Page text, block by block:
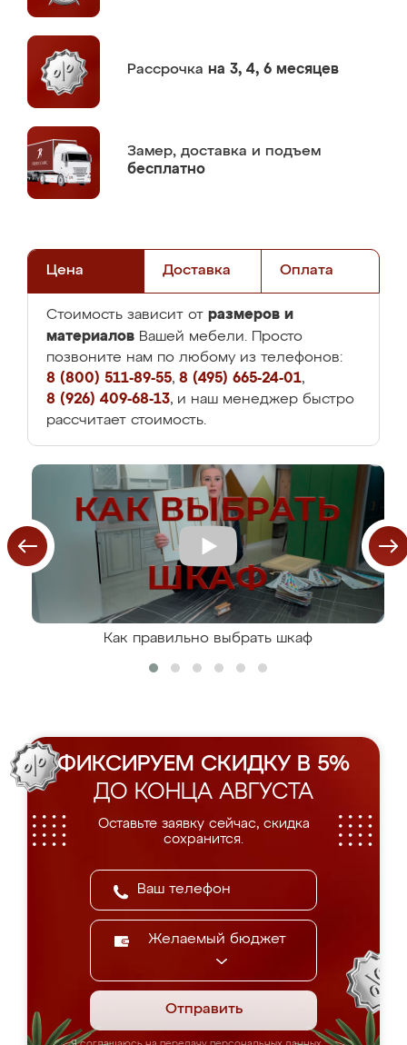
Рассрочка на 3, 4, 6 месяцев
Замер, доставка и подъем
бесплатно
Цена Доставка Оплата
Стоимость зависит от размеров и
материалов Вашей мебели. Просто
позвоните нам по любому из телефонов:
8 (800) 511-89-55, 8 (495) 665-24-01,
8 (926) 409-68-13, и наш менеджер быстро
рассчитает стоимость.
Как правильно выбрать шкаф
ФИКСИРУЕМ СКИДКУ В 5%
ДО КОНЦА АВГУСТА
Оставьте заявку сейчас, скидка
сохранится.
Желаемый бюджет
Отправить